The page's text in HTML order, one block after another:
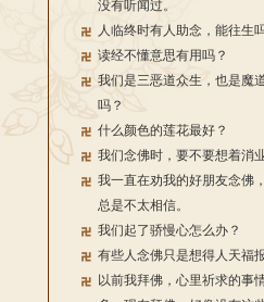
没有听闻过。
人临终时有人助念，能往生
读经不懂意思有用吗？
我们是三恶道众生，也是魔
吗？
什么颜色的莲花最好？
我们念佛时，要不要想着消
我一直在劝我的好朋友念佛
总是不太相信。
我们起了骄慢心怎么办？
有些人念佛只是想得人天福报
以前我拜佛，心里祈求的事